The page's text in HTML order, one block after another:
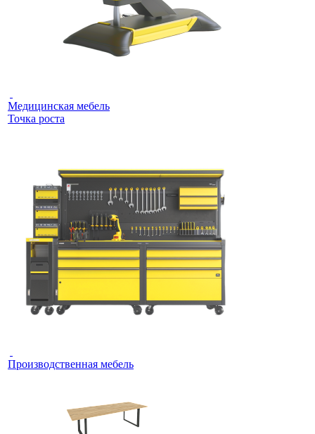
Медицинская мебель
Точка роста
Производственная мебель